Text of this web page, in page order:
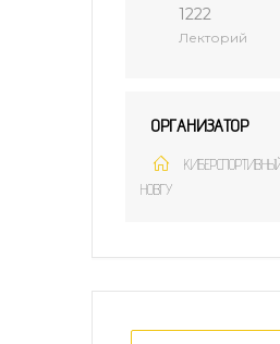
1222
Лекторий
ОРГАНИЗАТОР
НОВГУ